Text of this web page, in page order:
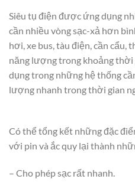
Siêu tụ điện được ứng dụng
cần nhiều vòng sạc-xả hơn
hơi, xe bus, tàu điện, cần cẩu,
năng lượng trong khoảng thời
dụng trong những hệ thống
lượng nhanh trong thời gian
Có thể tổng kết những đặc
với pin và ắc quy lại thành
– Cho phép sạc rất nhanh.